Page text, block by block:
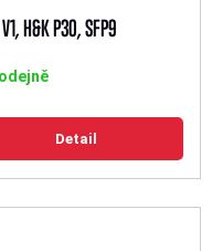
H&K P30, SFP9
Detail